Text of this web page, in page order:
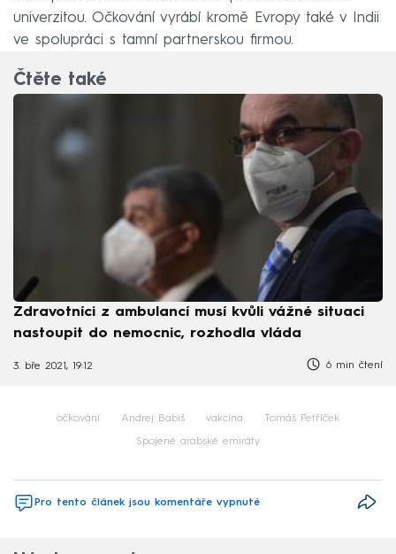
univerzitou. Očkování vyrábí kromě Evropy také v Indii
ve spolupráci s tamní partnerskou firmou.
Čtěte také
Zdravotníci z ambulancí musí kvůli vážné situaci
nastoupit do nemocnic, rozhodla vláda
3. bře 2021, 19:12 6 min čtení
očkování Andrej Babiš vakcína Tomáš Petříček
Spojené arabské emiráty
Pro tento článek jsou komentáře vypnuté